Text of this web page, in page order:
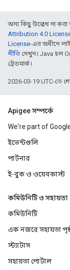
অন্য কিছু উল্লেখ না করা
Attribution 4.0
License-এর অধীনে
নীতি দেখুন। Java হল
ট্রেডমার্ক।
2026-03-19 UTC-তে
Apigee সম্পর্কে
We're part of
ইভেন্টগুলি
পার্টনার
ই-বুক ও ওয়েবকাস্ট
কমিউনিটি ও সহায়তা
কমিউনিটি
এক নজরে সহায়তা
স্ট্যাটাস
সহায়তা পোর্টাল